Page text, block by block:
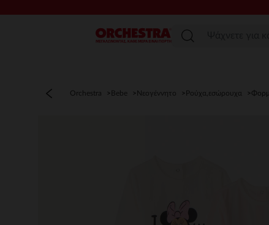
Μενού
Orchestra Bebe Νεογέννητο Ρούχα,εσώρουχα